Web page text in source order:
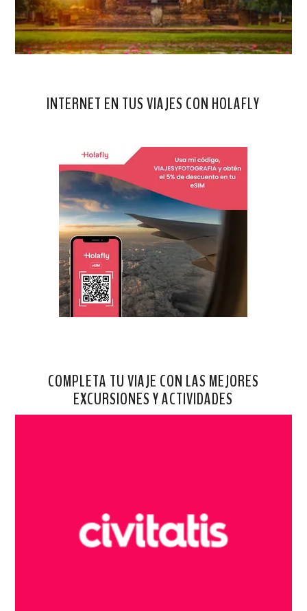
INTERNET EN TUS VIAJES CON HOLAFLY
COMPLETA TU VIAJE CON LAS MEJORES
EXCURSIONES Y ACTIVIDADES